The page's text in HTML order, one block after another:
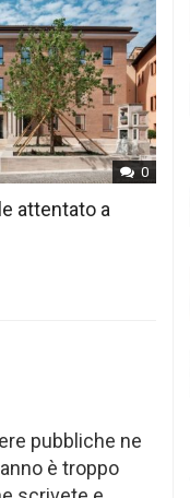
0
attentato a
pubbliche ne
è troppo